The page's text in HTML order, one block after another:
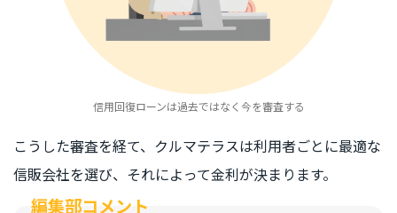
信用回復ローンは過去ではなく今を審査する
こうした審査を経て、クルマテラスは利用者ごとに最適な
信販会社を選び、それによって金利が決まります。